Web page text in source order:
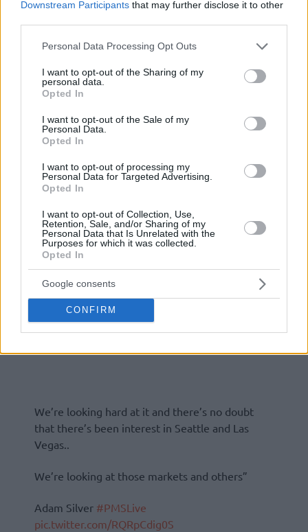
Downstream Participants that may further disclose it to other
Please note that this website/app uses one or more Google
not limited to your visit or usage behaviour. You may click to
grant or deny consent to Google and its third-party tags to
use your data for below specified purposes in below Google
consent section.
Personal Data Processing Opt Outs
I want to opt-out of the Sharing of my
personal data.
Opted In
I want to opt-out of the Sale of my
Personal Data.
Opted In
I want to opt-out of processing my
Personal Data for Targeted Advertising.
Opted In
I want to opt-out of Collection, Use,
Retention, Sale, and/or Sharing of my
Personal Data that Is Unrelated with the
Purposes for which it was collected.
Opted In
Google consents
CONFIRM
We’re looking hard at it and there’s no doubt
that there’s been interest in Seattle and Las
Vegas..
We’re looking at those markets and others”
Adam Silver #PMSLive
pic.twitter.com/RQRpCdig0S